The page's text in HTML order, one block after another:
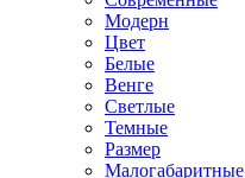
Модерн
Цвет
Белые
Венге
Светлые
Темные
Размер
Малогабаритные